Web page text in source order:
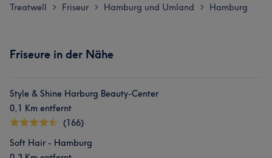
Was unsere Kunden über Hati sagen
Treatwell > Friseur > Hamburg und Umland > Hamburg
Friseure in der Nähe
Style & Shine Harburg Beauty-Center
0,1 Km entfernt
(166)
Soft Hair - Hamburg